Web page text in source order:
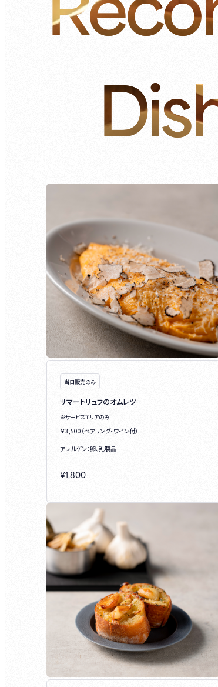
当日販売のみ
サマートリュフのオムレツ
※サービスエリアのみ
￥3,500（ペアリング・ワイン付）
アレルゲン：卵、乳製品
¥1,800